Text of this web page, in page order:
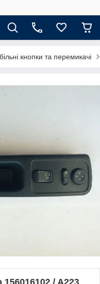
кнопки та перемикачі
/ A223